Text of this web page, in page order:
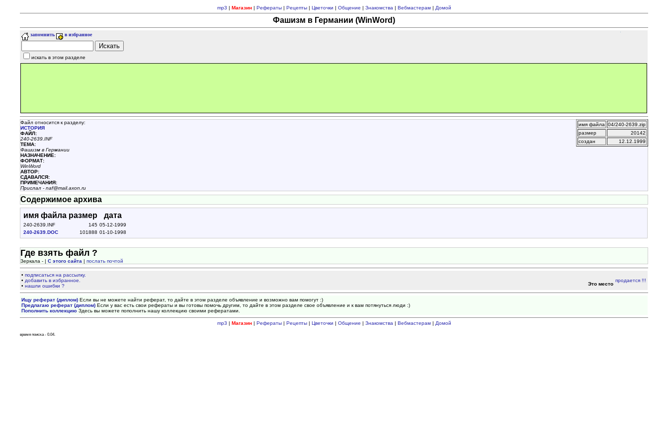
mp3 | Магазин| Рефераты| Рецепты| Цветочки | Общение | Знакомства | Вебмастерам| Домой
Фашизм в Германии (WinWord)
запомнить в избранное
искать в этом разделе
имя файла
04/240-2639.zip
размер
20142
создан
12.12.1999
Файл относится к разделу:
ИСТОРИЯ
ФАЙЛ:
240-2639.INF
ТЕМА:
Фашизм в Германии
НАЗHАЧЕНИЕ:
ФОРМАТ:
WinWord
АВТОР:
СДАВАЛСЯ:
ПРИМЕЧАНИЯ:
Прислал - naf@mail.axon.ru
Содержимое архива
имя файла размер дата
240-2639.INF 145 05-12-1999
240-2639.DOC
101888 01-10-1998
Где взять файл ?
Зеркала - |С этого сайта |послать почтой
•подписаться на рассылку.
• добавить в избранное.
•нашли ошибки ? Это место
Ищу реферат (диплом) Если вы не можете найти реферат, то дайте в этом разделе объявление и возможно вам помогут :)
Предлагаю реферат (диплом) Если у вас есть свои рефераты и вы готовы помочь другим, то дайте в этом разделе свое объявление и к вам потянуться люди :)
Пополнить коллекцию Здесь вы можете пополнить нашу коллекцию своими рефератами.
mp3 | Магазин| Рефераты| Рецепты| Цветочки | Общение | Знакомства | Вебмастерам| Домой
время поиска - 0.04.